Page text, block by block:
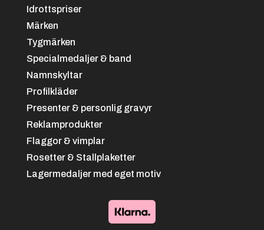
Idrottspriser
Märken
Tygmärken
Specialmedaljer & band
Namnskyltar
Profilkläder
Presenter & personlig gravyr
Reklamprodukter
Flaggor & vimplar
Rosetter & Stallplaketter
Lagermedaljer med eget motiv